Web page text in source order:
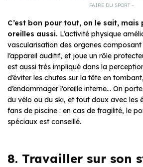
FAIRE DU SPORT –
C’est bon pour tout, on le sait, mais
oreilles aussi. L’activité physique
vascularisation des organes composant
l’appareil auditif, et joue un rôle
est aussi très impliqué dans la
d’éviter les chutes sur la tête en
d’endommager l’oreille interne… On
du vélo ou du ski, et tout doux avec les
fans de piscine : en cas de fragilité, le
spéciaux est conseillé.
8. Travailler sur son